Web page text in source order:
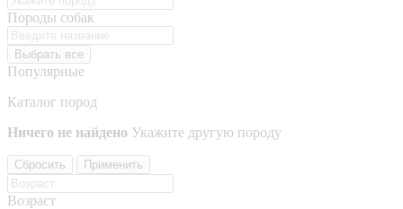
Породы собак
Выбрать все
Популярные
Каталог пород
Ничего не найдено Укажите другую породу
Сбросить Применить
Возраст